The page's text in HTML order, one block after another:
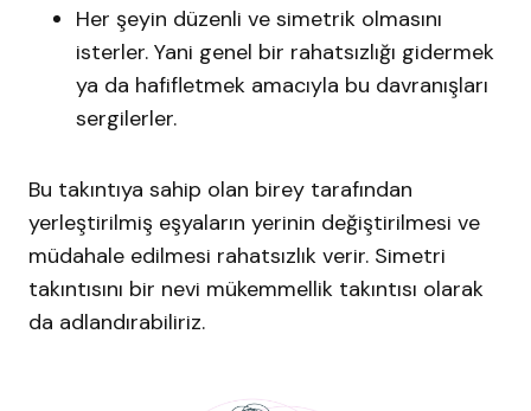
Her şeyin düzenli ve simetrik olmasını
isterler. Yani genel bir rahatsızlığı gidermek
ya da hafifletmek amacıyla bu davranışları
sergilerler.
Bu takıntıya sahip olan birey tarafından
yerleştirilmiş eşyaların yerinin değiştirilmesi ve
müdahale edilmesi rahatsızlık verir. Simetri
takıntısını bir nevi mükemmellik takıntısı olarak
da adlandırabiliriz.